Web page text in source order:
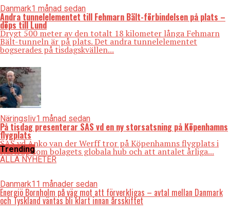
Danmark1 månad sedan
Andra tunnelelementet till Fehmarn Bält-förbindelsen på plats –
döps till Lund
Drygt 500 meter av den totalt 18 kilometer långa Fehmarn
Bält-tunneln är på plats. Det andra tunnelelementet
bogserades på tisdagskvällen...
Näringsliv1 månad sedan
På tisdag presenterar SAS vd en ny storsatsning på Köpenhamns
flygplats
SAS vd Anko van der Werff tror på Köpenhamns flygplats i
Kastrup som bolagets globala hub och att antalet årliga...
ALLA NYHETER
Trending
Danmark11 månader sedan
Energiö Bornholm på väg mot att förverkligas – avtal mellan Danmark
och Tyskland väntas bli klart innan årsskiftet